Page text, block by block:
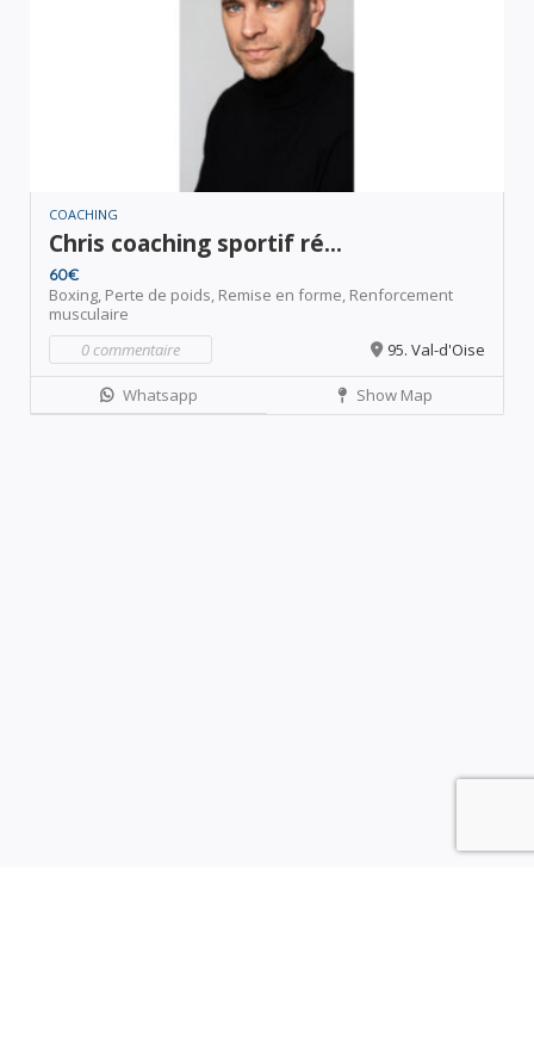
COACHING
Chris coaching sportif ré...
60€
Boxing, Perte de poids, Remise en forme, Renforcement
musculaire
0 commentaire
95. Val-d'Oise
Whatsapp Show Map